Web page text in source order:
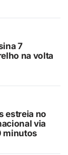
7
na volta
estreia no
via
minutos